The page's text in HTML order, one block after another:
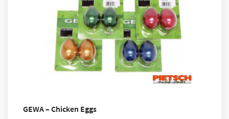
GEWA – Chicken Eggs